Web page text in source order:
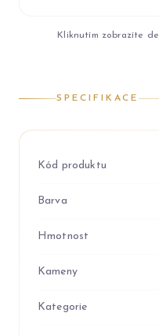
Kliknutím zobrazíte
SPECIFIKACE
Kód produktu
Barva
Hmotnost
Kameny
Kategorie